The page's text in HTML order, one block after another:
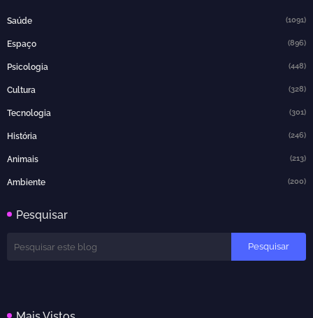
Saúde (1091)
Espaço (896)
Psicologia (448)
Cultura (328)
Tecnologia (301)
História (246)
Animais (213)
Ambiente (200)
Pesquisar